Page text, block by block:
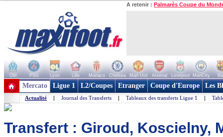
A retenir : Palmarès Coupe du
OM PSG Lyon Lille Monaco Chelsea Man Utd Arsenal Liverpool ManCity
+ de clubs
Mercato Ligue 1 L2/Coupes Etranger Coupe d'Europe Les
Actualité | Journal des Transferts | Tableaux des transferts Ligue 1 |
Transfert : Giroud, Koscielny,